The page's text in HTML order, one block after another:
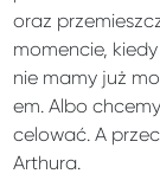
oraz
momencie,
nie mamy już
em. Albo
celować. A
Arthura.